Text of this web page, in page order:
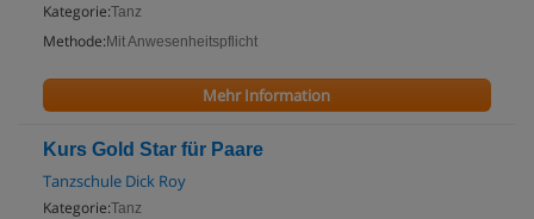
Kategorie:Tanz
Methode: Mit Anwesenheitspflicht
Mehr Information
Kurs Gold Star für Paare
Tanzschule Dick Roy
Kategorie:Tanz